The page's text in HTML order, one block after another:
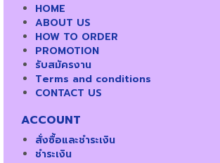
HOME
ABOUT US
HOW TO ORDER
PROMOTION
รับสมัครงาน
Terms and conditions
CONTACT US
ACCOUNT
สั่งซื้อและชำระเงิน
ชำระเงิน